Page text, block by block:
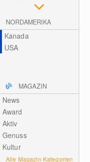
NORDAMERIKA
Kanada
USA
MAGAZIN
News
Award
Aktiv
Genuss
Kultur
Alle Magazin Kategorien